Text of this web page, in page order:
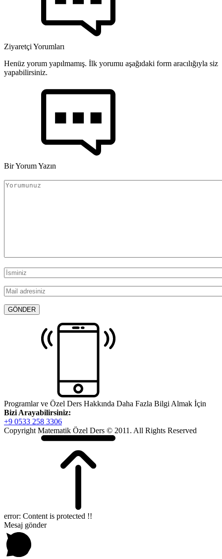
Ziyaretçi Yorumları
Henüz yorum yapılmamış. İlk yorumu aşağıdaki form aracılığıyla siz
yapabilirsiniz.
Bir Yorum Yazın
Programlar ve Özel Ders Hakkında Daha Fazla Bilgi Almak İçin
Bizi Arayabilirsiniz:
+9 0533 258 3306
Copyright Matematik Özel Ders © 2011. All Rights Reserved
error: Content is protected !!
Mesaj gönder